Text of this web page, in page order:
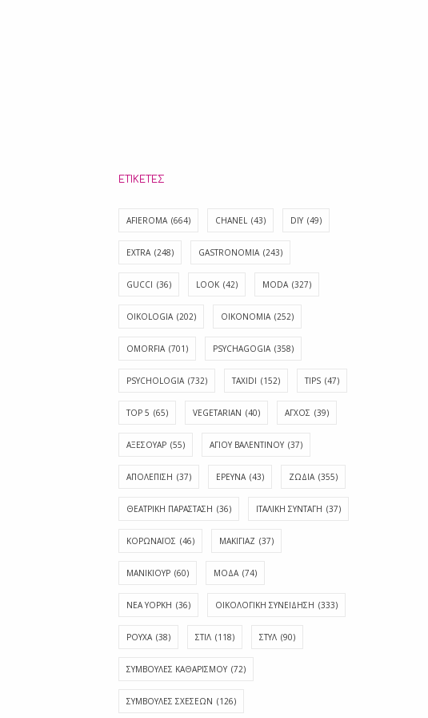
ΕΤΙΚΈΤΕΣ
AFIEROMA (664) CHANEL (43) DIY (49)
EXTRA (248) GASTRONOMIA (243)
GUCCI (36) LOOK (42) MODA (327)
OIKOLOGIA (202) OIKONOMIA (252)
OMORFIA (701) PSYCHAGOGIA (358)
PSYCHOLOGIA (732) TAXIDI (152) TIPS (47)
TOP 5 (65) VEGETARIAN (40) ΑΓΧΟΣ (39)
ΑΞΕΣΟΥΑΡ (55) ΑΓΊΟΥ ΒΑΛΕΝΤΊΝΟΥ (37)
ΑΠΟΛΈΠΙΣΗ (37) ΕΡΕΥΝΑ (43) ΖΩΔΙΑ (355)
ΘΕΑΤΡΙΚΗ ΠΑΡΑΣΤΑΣΗ (36) ΙΤΑΛΙΚΗ ΣΥΝΤΑΓΗ (37)
ΚΟΡΩΝΑΪΟΣ (46) ΜΑΚΙΓΙΑΖ (37)
ΜΑΝΙΚΙΟΥΡ (60) ΜΟΔΑ (74)
ΝΕΑ ΥΟΡΚΗ (36) ΟΙΚΟΛΟΓΙΚΗ ΣΥΝΕΙΔΗΣΗ (333)
ΡΟΥΧΑ (38) ΣΤΙΛ (118) ΣΤΥΛ (90)
ΣΥΜΒΟΥΛΕΣ ΚΑΘΑΡΙΣΜΟΥ (72)
ΣΥΜΒΟΥΛΕΣ ΣΧΕΣΕΩΝ (126)